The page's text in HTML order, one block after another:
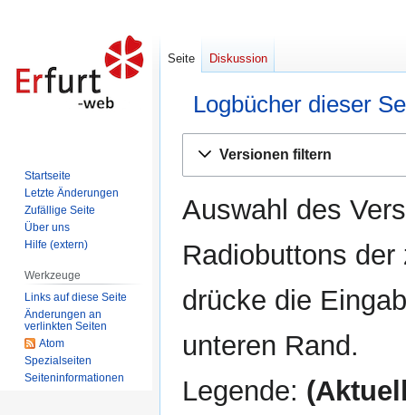
Logbücher dieser
Navigation
Suche
Versionen filtern
Auswahl des
Radiobuttons
drücke die
unteren Rand.
Legende:
Seite Diskussion
Startseite
Letzte Änderungen
Zufällige Seite
Über uns
Hilfe (extern)
Werkzeuge
Links auf diese Seite
Änderungen an
verlinkten Seiten
Atom
Spezialseiten
Seiten­informationen